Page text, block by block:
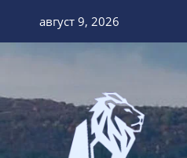
август 9, 2026